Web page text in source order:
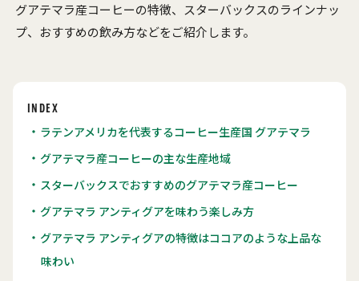
グアテマラ産コーヒーの特徴、スターバックスのラインナッ
プ、おすすめの飲み方などをご紹介します。
INDEX
ラテンアメリカを代表するコーヒー生産国 グアテマラ
グアテマラ産コーヒーの主な生産地域
スターバックスでおすすめのグアテマラ産コーヒー
グアテマラ アンティグアを味わう楽しみ方
グアテマラ アンティグアの特徴はココアのような上品な
味わい